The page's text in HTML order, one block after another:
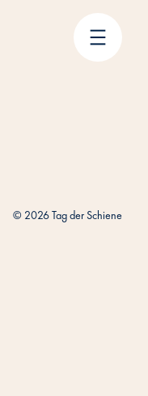
© 2026 Tag der Schiene